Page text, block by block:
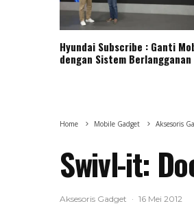
Hyundai Subscribe : Ganti
dengan Sistem Berlangganan
Home Mobile Gadget Aksesoris
Swivl-it:
Aksesoris Gadget · 16 Mei 2012